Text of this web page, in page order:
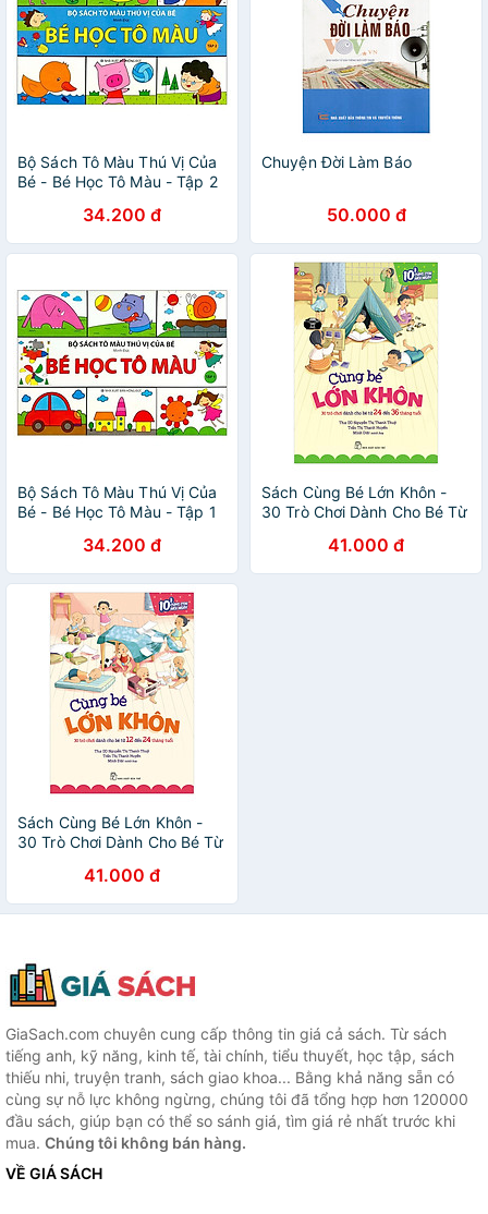
Bộ Sách Tô Màu Thú Vị Của
Bé - Bé Học Tô Màu - Tập 2
34.200 đ
Chuyện Đời Làm Báo
50.000 đ
Bộ Sách Tô Màu Thú Vị Của
Bé - Bé Học Tô Màu - Tập 1
34.200 đ
Sách Cùng Bé Lớn Khôn -
30 Trò Chơi Dành Cho Bé Từ
41.000 đ
Sách Cùng Bé Lớn Khôn -
30 Trò Chơi Dành Cho Bé Từ
41.000 đ
GiaSach.com chuyên cung cấp thông tin giá cả sách. Từ sách
tiếng anh, kỹ năng, kinh tế, tài chính, tiểu thuyết, học tập, sách
thiếu nhi, truyện tranh, sách giao khoa... Bằng khả năng sẵn có
cùng sự nỗ lực không ngừng, chúng tôi đã tổng hợp hơn 120000
đầu sách, giúp bạn có thể so sánh giá, tìm giá rẻ nhất trước khi
mua. Chúng tôi không bán hàng.
VỀ GIÁ SÁCH